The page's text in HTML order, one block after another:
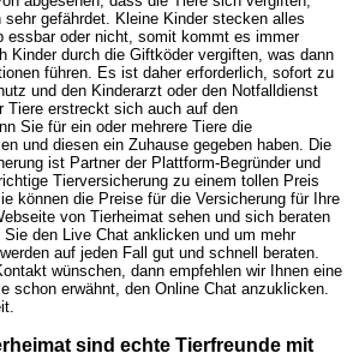
gefährdet. Kleine Kinder stecken alles
essbar oder nicht, somit kommt es immer
Kinder durch die Giftköder vergiften, was dann
führen. Es ist daher erforderlich, sofort zu
und den Kinderarzt oder den Notfalldienst
Tiere erstreckt sich auch auf den
Sie für ein oder mehrere Tiere die
und diesen ein Zuhause gegeben haben. Die
ist Partner der Plattform-Begründer und
Tierversicherung zu einem tollen Preis
können die Preise für die Versicherung für Ihre
von Tierheimat sehen und sich beraten
Sie den Live Chat anklicken und um mehr
auf jeden Fall gut und schnell beraten.
wünschen, dann empfehlen wir Ihnen eine
schon erwähnt, den Online Chat anzuklicken.
sind echte Tierfreunde mit